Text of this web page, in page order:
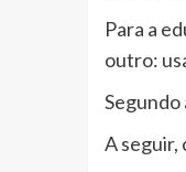
Para a
outro:
Segundo
A seguir,